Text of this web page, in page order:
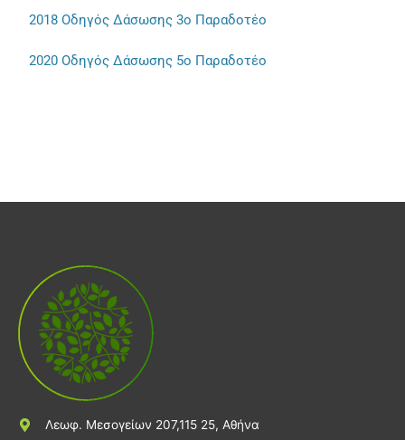
2018 Οδηγός Δάσωσης 3ο Παραδοτέο
2020 Οδηγός Δάσωσης 5ο Παραδοτέο
Λεωφ. Μεσογείων 207,115 25, Αθήνα